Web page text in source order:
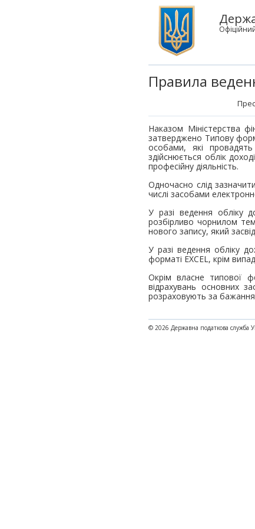
Правила
Наказом Міністерства
затверджено Типову
особами, які
здійснюється облік
професійну діяльність.
Одночасно слід
числі засобами
У разі ведення обліку
розбірливо чорнилом
нового запису, який
У разі ведення обліку
форматі EXCEL, крім
Окрім власне типової
відрахувань основних
розраховують за
© 2026 Державна податкова служба